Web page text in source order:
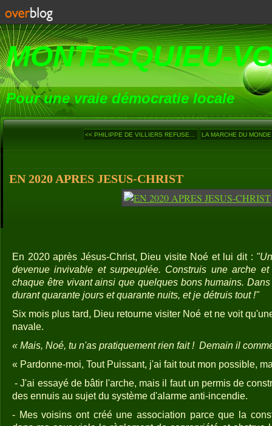
MONTESQUIEU-
Pour une vraie démocratie locale
<< PHILIPPE DE VILLIERS REFUSE... LA MARCHE DU
EN 2020 APRES JESUS-CHRIST
En 2020 après Jésus-Christ, Dieu visite Noé et lui dit :
devenue invivable et surpeuplée. Construis une arche
chaque être vivant ainsi que quelques bons humains.
durant quarante jours et quarante nuits, et je détruis tout !"
Six mois plus tard, Dieu retourne visiter Noé et ne voit
navale.
« Mais, Noé, tu n'as pratiquement rien fait ! Demain il
« Pardonne-moi, Tout Puissant, j'ai fait tout mon possible,
- J'ai essayé de bâtir l'arche, mais il faut un permis de
des ennuis au sujet du système d'alarme anti-incendie.
- Mes voisins ont créé une association parce que la